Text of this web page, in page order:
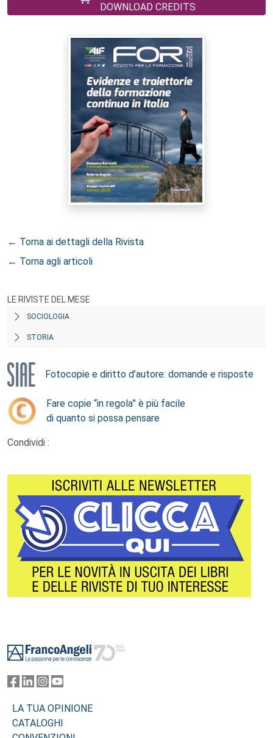
DOWNLOAD CREDITS
← Torna ai dettagli della Rivista
← Torna agli articoli
LE RIVISTE DEL MESE
SOCIOLOGIA
STORIA
Fotocopie e diritto d’autore: domande e risposte
Fare copie “in regola” è più facile
di quanto si possa pensare
Condividi :
LA TUA OPINIONE
CATALOGHI